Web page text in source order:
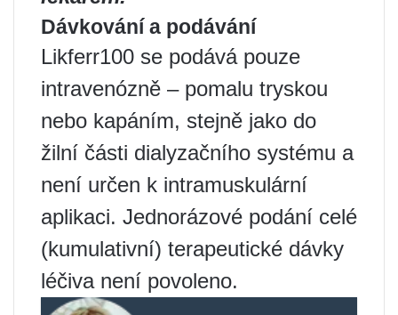
Dávkování a podávání
Likferr100 se podává pouze
intravenózně – pomalu tryskou
nebo kapáním, stejně jako do
žilní části dialyzačního systému a
není určen k intramuskulární
aplikaci. Jednorázové podání celé
(kumulativní) terapeutické dávky
léčiva není povoleno.